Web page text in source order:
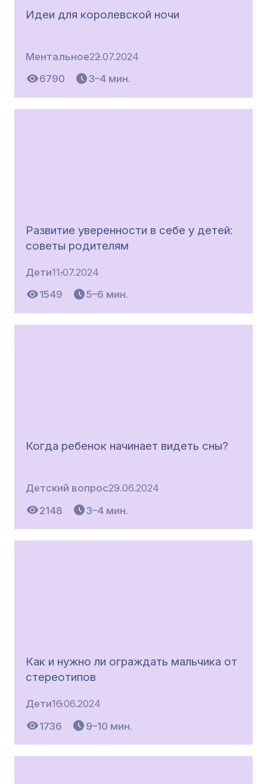
Идеи для королевской ночи
Ментальное22.07.2024
6790
3–4 мин.
Развитие уверенности в себе у детей:
советы родителям
Дети11.07.2024
1549
5–6 мин.
Когда ребенок начинает видеть сны?
Детский вопрос29.06.2024
2148
3–4 мин.
Как и нужно ли ограждать мальчика от
стереотипов
Дети16.06.2024
1736
9–10 мин.